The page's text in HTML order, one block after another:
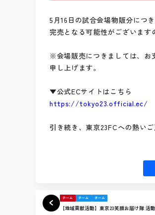
5月16日の試合会場物販分につ
完売となる可能性がございます
※会場販売につきましては、お
申し上げます。
▼公式ECサイトはこちら
https://tokyo23.official.ec/
引き続き、東京23FCへの熱い
チーム チーム チーム
【地域貢献活動】東京23笑顔お届け隊 活